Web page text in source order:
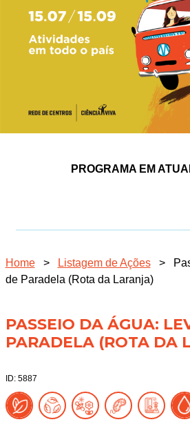
PROGRAMA EM
Home > Listagem de Ações >
de Paradela (Rota da Laranja)
PASSEIO DA ÁGUA:
PARADELA (ROTA DA
ID: 5887